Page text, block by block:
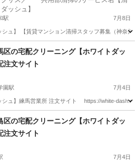
ッシュ】
駅 7月8日
ュ】 【賃貸マンション清掃スタッフ募集（神奈
清掃 スタッフ
区の宅配クリーニング【ホワイトダッ
注文サイト
園駅 7月4日
シュ】練馬営業所 注文サイト https://white-
その他 東京 練馬区
アドレス
区の宅配クリーニング【ホワイトダッ
注文サイト
7月4日